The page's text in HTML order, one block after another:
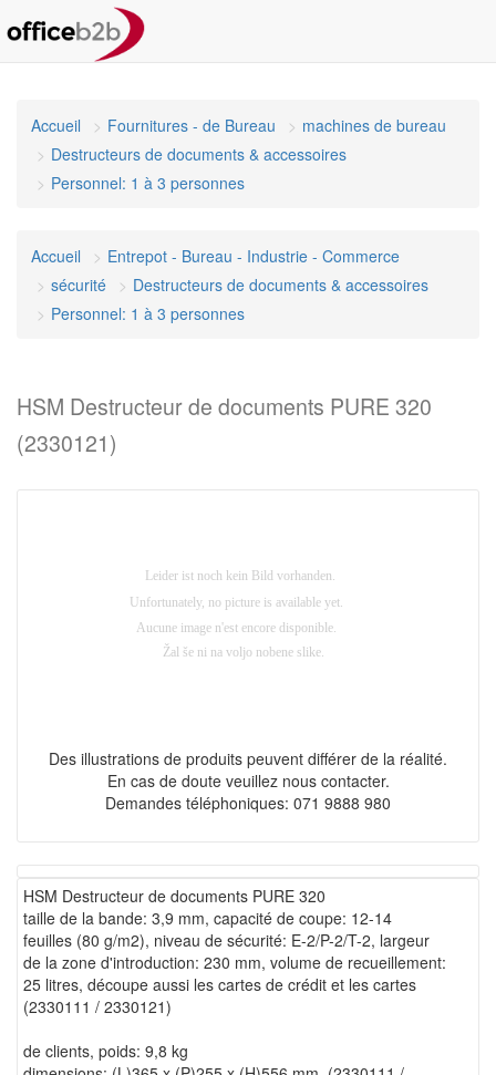
Accueil Fournitures - de Bureau
machines de bureau
Destructeurs de documents & accessoires
Personnel: 1 à 3 personnes
Accueil
Entrepot - Bureau - Industrie - Commerce
sécurité
Destructeurs de documents & accessoires
Personnel: 1 à 3 personnes
HSM Destructeur de documents PURE 320
(2330121)
Des illustrations de produits peuvent différer de la réalité.
En cas de doute veuillez nous contacter.
Demandes téléphoniques: 071 9888 980
HSM Destructeur de documents PURE 320
taille de la bande: 3,9 mm, capacité de coupe: 12-14
feuilles (80 g/m2), niveau de sécurité: E-2/P-2/T-2, largeur
de la zone d'introduction: 230 mm, volume de recueillement:
25 litres, découpe aussi les cartes de crédit et les cartes
(2330111 / 2330121)
de clients, poids: 9,8 kg